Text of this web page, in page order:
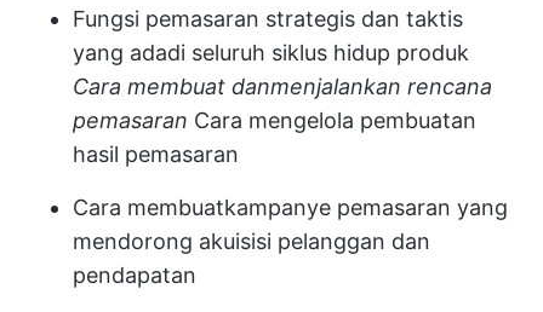
Fungsi pemasaran strategis dan taktis
yang adadi seluruh siklus hidup produk
Cara membuat danmenjalankan rencana
pemasaran Cara mengelola pembuatan
hasil pemasaran
Cara membuatkampanye pemasaran yang
mendorong akuisisi pelanggan dan
pendapatan